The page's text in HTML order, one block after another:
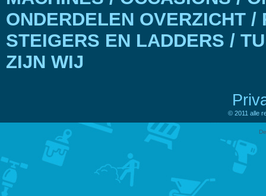
ONDERDELEN OVERZICHT
STEIGERS EN LADDERS /
ZIJN WIJ
© 2011 alle